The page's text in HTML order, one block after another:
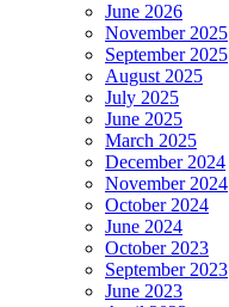
June 2026
November 2025
September 2025
August 2025
July 2025
June 2025
March 2025
December 2024
November 2024
October 2024
June 2024
October 2023
September 2023
June 2023